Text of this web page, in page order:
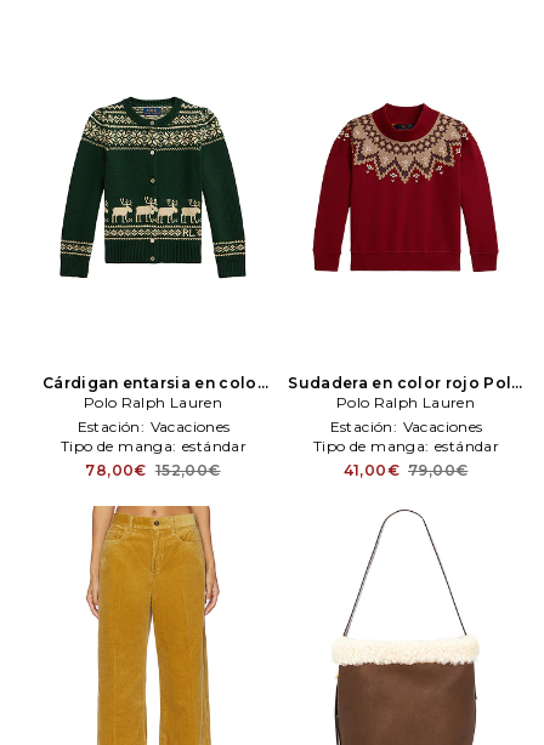
Cárdigan entarsia en color
verde Polo Ralph Lauren
Polo Ralph Lauren
Estación: Vacaciones
Tipo de manga: estándar
78,00€ 152,00€
Sudadera en color rojo Polo
Ralph Lauren
Polo Ralph Lauren
Estación: Vacaciones
Tipo de manga: estándar
41,00€ 79,00€